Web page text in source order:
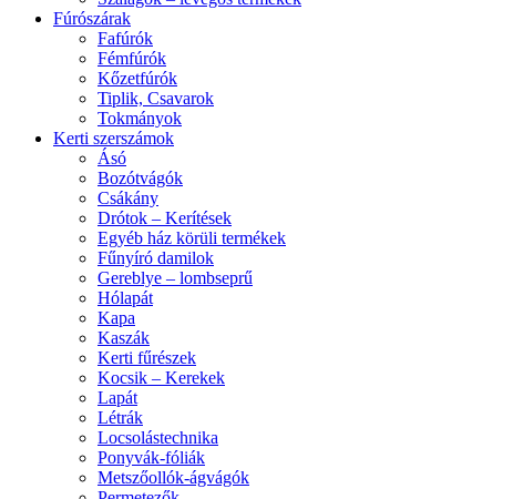
Fúrószárak
Fafúrók
Fémfúrók
Kőzetfúrók
Tiplik, Csavarok
Tokmányok
Kerti szerszámok
Ásó
Bozótvágók
Csákány
Drótok – Kerítések
Egyéb ház körüli termékek
Fűnyíró damilok
Gereblye – lombseprű
Hólapát
Kapa
Kaszák
Kerti fűrészek
Kocsik – Kerekek
Lapát
Létrák
Locsolástechnika
Ponyvák-fóliák
Metszőollók-ágvágók